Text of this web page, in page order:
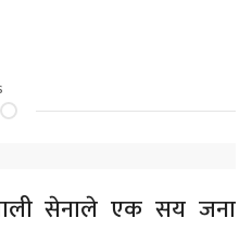
सेनाले एक सय जना